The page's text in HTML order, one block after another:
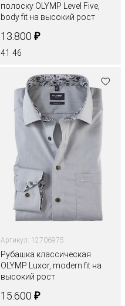
полоску OLYMP Level Five,
body fit на высокий рост
13.800 ₽
41 46
Артикул: 12706975
Рубашка классическая
OLYMP Luxor, modern fit на
высокий рост
15.600 ₽